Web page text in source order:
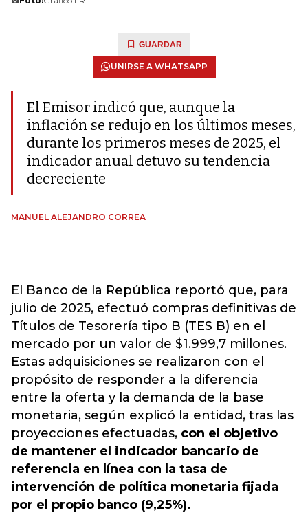
GUARDAR
UNIRSE A WHATSAPP
El Emisor indicó que, aunque la
inflación se redujo en los últimos meses,
durante los primeros meses de 2025, el
indicador anual detuvo su tendencia
decreciente
MANUEL ALEJANDRO CORREA
El Banco de la República reportó que, para
julio de 2025, efectuó compras definitivas de
Títulos de Tesorería tipo B (TES B) en el
mercado por un valor de $1.999,7 millones.
Estas adquisiciones se realizaron con el
propósito de responder a la diferencia
entre la oferta y la demanda de la base
monetaria, según explicó la entidad, tras las
proyecciones efectuadas, con el objetivo
de mantener el indicador bancario de
referencia en línea con la tasa de
intervención de política monetaria fijada
por el propio banco (9,25%).